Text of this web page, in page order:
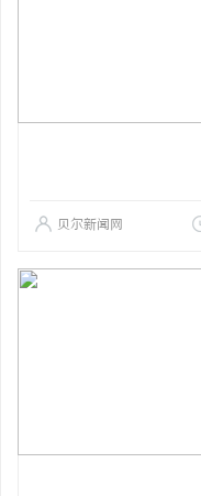
贝尔新闻网